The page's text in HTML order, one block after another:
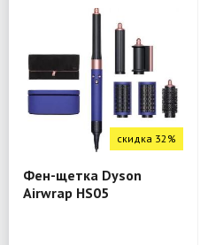
скидка 32%
Фен-щетка Dyson
Airwrap HS05